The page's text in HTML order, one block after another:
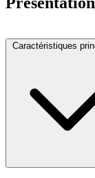
Caractéristiques